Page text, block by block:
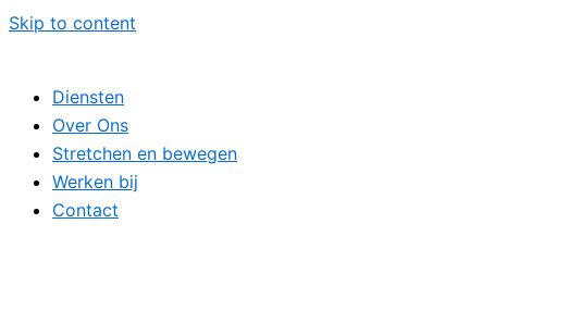
Skip to content
Diensten
Over Ons
Stretchen en bewegen
Werken bij
Contact